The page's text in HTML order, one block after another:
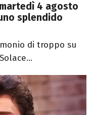
4 agosto
splendido
di troppo su